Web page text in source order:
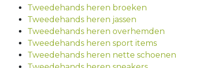
Tweedehands heren broeken
Tweedehands heren jassen
Tweedehands heren overhemden
Tweedehands heren sport items
Tweedehands heren nette schoenen